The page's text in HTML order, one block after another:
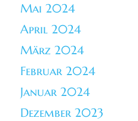
Mai 2024
April 2024
März 2024
Februar 2024
Januar 2024
Dezember 2023